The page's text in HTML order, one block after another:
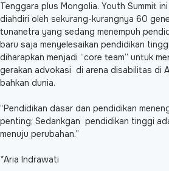
Tenggara plus Mongolia. Youth Summit
diahdiri oleh sekurang-kurangnya 60
tunanetra yang sedang menempuh
baru saja menyelesaikan pendidikan
diharapkan menjadi “core team” untuk
gerakan advokasi di arena disabilitas di
bahkan dunia.
“Pendidikan dasar dan pendidikan
penting; Sedankgan pendidikan tinggi
menuju perubahan.”
*Aria Indrawati